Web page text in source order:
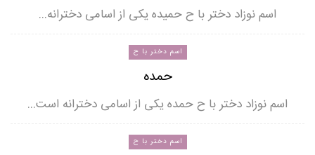
اسم نوزاد دختر با ح حمیده یکی از اسامی دخترانه…
اسم دختر با ح
حمده
اسم نوزاد دختر با ح حمده یکی از اسامی دخترانه است…
اسم دختر با ح